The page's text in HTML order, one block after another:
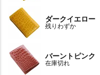
ダークイエロー
残りわずか
バーントピンク
在庫切れ